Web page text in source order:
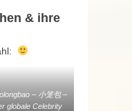
& ihre
– 小笼包 –
globale Celebrity